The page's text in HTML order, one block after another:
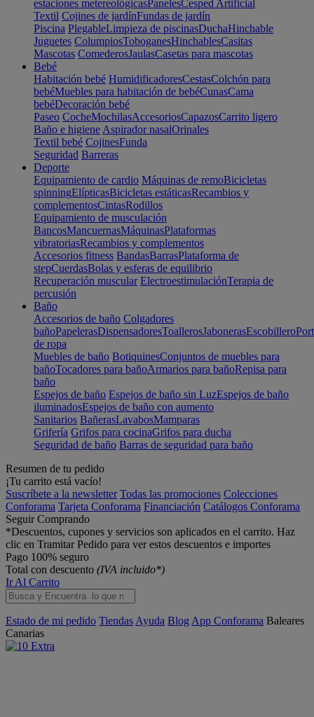
estaciones metereológicasPanelesCesped Artificial
Textil Cojines de jardínFundas de jardín
Piscina PlegableLimpieza de piscinasDuchaHinchable
Juguetes ColumpiosToboganesHinchablesCasitas
Mascotas ComederosJaulasCasetas para mascotas
Bebé
Habitación bebé HumidificadoresCestasColchón para
bebéMuebles para habitación de bebéCunasCama
bebéDecoración bebé
Paseo CocheMochilasAccesoriosCapazosCarrito ligero
Baño e higiene Aspirador nasalOrinales
Textil bebé CojinesFunda
Seguridad Barreras
Deporte
Equipamiento de cardio Máquinas de remoBicicletas
spinningElípticasBicicletas estáticasRecambios y
complementosCintasRodillos
Equipamiento de musculación
BancosMancuernasMáquinasPlataformas
vibratoriasRecambios y complementos
Accesorios fitness BandasBarrasPlataforma de
stepCuerdasBolas y esferas de equilibrio
Recuperación muscular ElectroestimulaciónTerapia de
percusión
Baño
Accesorios de baño Colgadores
bañoPapelerasDispensadoresToallerosJabonerasEscobillero
de ropa
Muebles de baño BotiquinesConjuntos de muebles para
bañoTocadores para bañoArmarios para bañoRepisa para
baño
Espejos de baño Espejos de baño sin LuzEspejos de baño
iluminadosEspejos de baño con aumento
Sanitarios BañerasLavabosMamparas
Grifería Grifos para cocinaGrifos para ducha
Seguridad de baño Barras de seguridad para baño
Resumen de tu pedido
¡Tu carrito está vacío!
Suscríbete a la newsletter Todas las promociones Colecciones
Conforama Tarjeta Conforama Financiación Catálogos Conforama
Seguir Comprando
*Descuentos, cupones y servicios son aplicados en el carrito. Haz
clic en Tramitar Pedido para ver estos descuentos e importes
Pago 100% seguro
Total con descuento (IVA incluido*)
Ir Al Carrito
Estado de mi pedido Tiendas Ayuda Blog App Conforama Baleares
Canarias